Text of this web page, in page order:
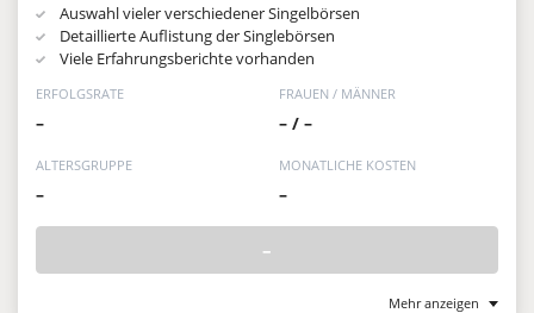
Auswahl vieler verschiedener Singelbörsen
Detaillierte Auflistung der Singlebörsen
Viele Erfahrungsberichte vorhanden
ERFOLGSRATE
–
FRAUEN / MÄNNER
– / –
ALTERSGRUPPE
–
MONATLICHE KOSTEN
–
–
Mehr anzeigen